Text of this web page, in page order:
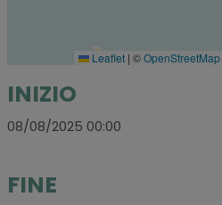
Leaflet | ©OpenStreetMap
INIZIO
08/08/2025 00:00
FINE